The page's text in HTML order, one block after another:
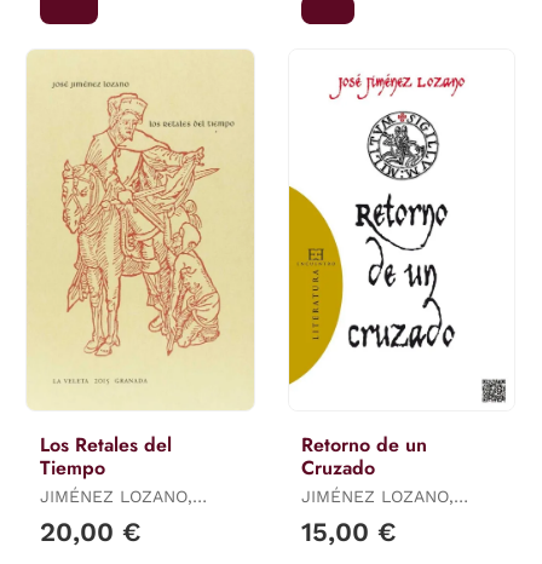
Los Retales del
Tiempo
JIMÉNEZ LOZANO,
20,00 €
Retorno de un
Cruzado
JIMÉNEZ LOZANO,
15,00 €